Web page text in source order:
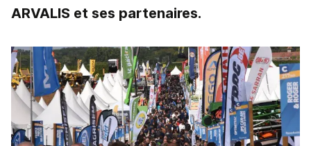
ARVALIS et ses partenaires.